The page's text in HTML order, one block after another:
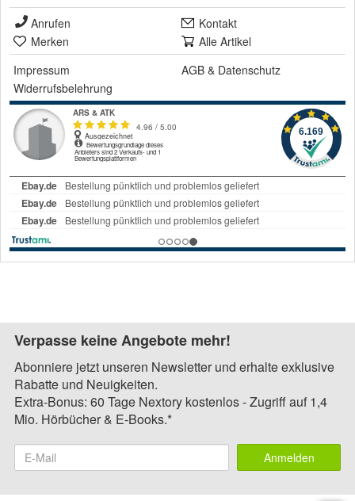
Anrufen
Kontakt
Merken
Alle Artikel
Impressum
AGB & Datenschutz
Widerrufsbelehrung
Verpasse keine Angebote mehr!
Abonniere jetzt unseren Newsletter und erhalte exklusive
Rabatte und Neuigkeiten.
Extra-Bonus: 60 Tage Nextory kostenlos - Zugriff auf 1,4
Mio. Hörbücher & E-Books.*
Anmelden